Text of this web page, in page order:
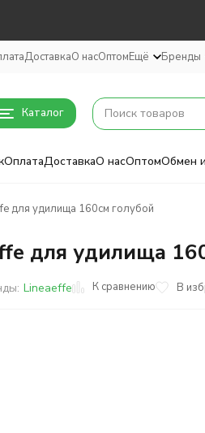
ДоставкаО насОптомЕщё Бренды
Каталог
ОплатаДоставкаО насОптомОбмен
для удилища 160см голубой
для удилища
Lineaeffe К сравнению В